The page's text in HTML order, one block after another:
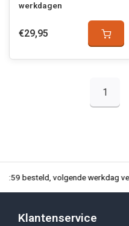
werkdagen
€29,95
1
besteld, volgende werkdag
Klantenservice